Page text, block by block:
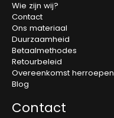
Wie zijn wij?
Contact
Ons materiaal
Duurzaamheid
Betaalmethodes
Retourbeleid
Overeenkomst herroepen
Blog
Contact